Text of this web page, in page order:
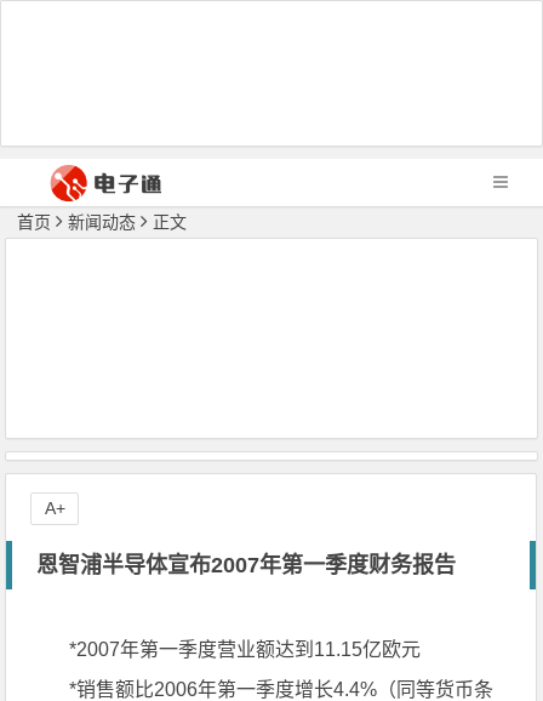
首页 新闻动态 正文
恩智浦半导体宣布2007年第一季度财务报告
*2007年第一季度营业额达到11.15亿欧元
*销售额比2006年第一季度增长4.4%（同等货币条
A+